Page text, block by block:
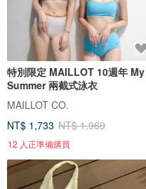
特別限定 MAILLOT 10週年 My
Summer 兩截式泳衣
MAILLOT CO.
NT$ 1,733 NT$ 1,969
12 人正準備購買